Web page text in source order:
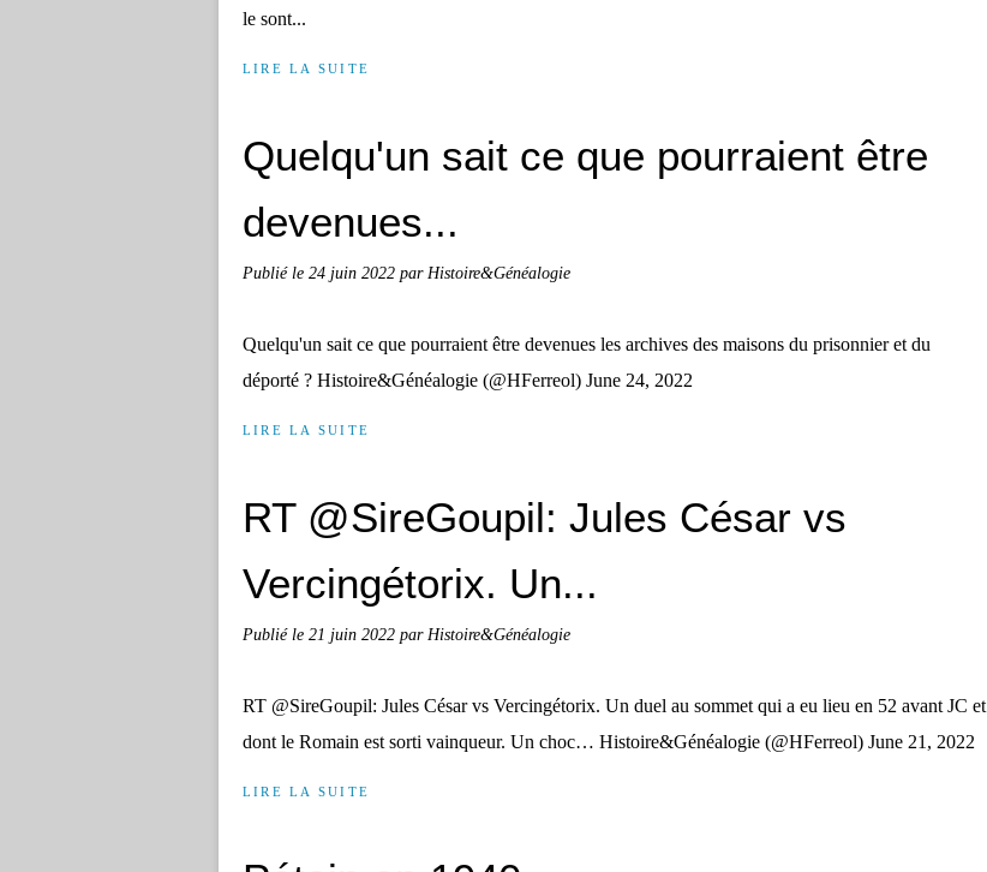
le sont...
LIRE LA SUITE
Quelqu'un sait ce que pourraient être
devenues...
Publié le 24 juin 2022 par Histoire&Généalogie
Quelqu'un sait ce que pourraient être devenues les archives des maisons du prisonnier et du
déporté ? Histoire&Généalogie (@HFerreol) June 24, 2022
LIRE LA SUITE
RT @SireGoupil: Jules César vs
Vercingétorix. Un...
Publié le 21 juin 2022 par Histoire&Généalogie
RT @SireGoupil: Jules César vs Vercingétorix. Un duel au sommet qui a eu lieu en 52 avant JC et
dont le Romain est sorti vainqueur. Un choc… Histoire&Généalogie (@HFerreol) June 21, 2022
LIRE LA SUITE